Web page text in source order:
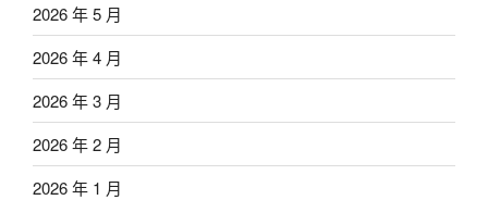
2026 年 5 月
2026 年 4 月
2026 年 3 月
2026 年 2 月
2026 年 1 月